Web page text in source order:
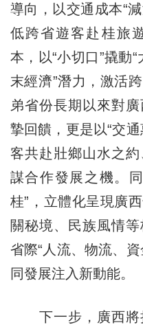
導向，以交通成本“
低跨省遊客赴桂旅
本，以“小切口”撬動“
末經濟”潛力，激活
弟省份長期以來對
摯回饋，更是以“交
客共赴壯鄉山水之
謀合作發展之機。
桂”，立體化呈現廣
關秘境、民族風情
省際“人流、物流、
同發展注入新動能。
下一步，廣西將